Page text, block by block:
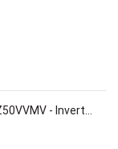
Daikin FTKZ50VVMV/RKZ50VVMV - Inverter – Cao c...